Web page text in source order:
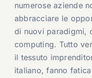
numerose aziende
abbracciare le
di nuovi paradigmi,
computing. Tutto
il tessuto
italiano, fanno